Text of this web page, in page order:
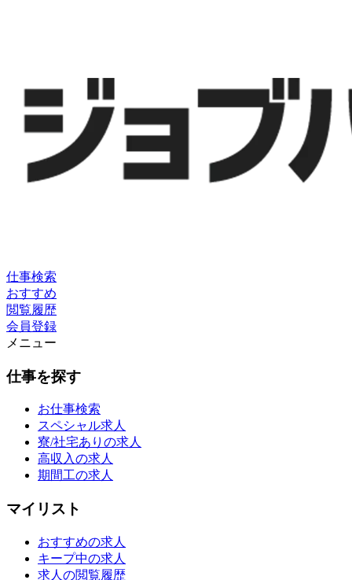
仕事検索
おすすめ
閲覧履歴
会員登録
メニュー
仕事を探す
お仕事検索
スペシャル求人
寮/社宅ありの求人
高収入の求人
期間工の求人
マイリスト
おすすめの求人
キープ中の求人
求人の閲覧履歴